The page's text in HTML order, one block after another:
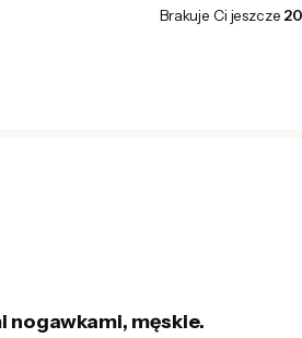
Brakuje Ci jeszcze
nogawkami, męskie.